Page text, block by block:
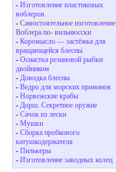
- Изготовление пластиковых
воблеров.
- Самостоятельное изготовление
Воблера по- вильнюсски
- Коромысло — застёжка для
вращающейся блесны
- Оснастка резиновой рыбки
двойником
- Доводка блесны
- Ведро для морских приманок
- Норвежские крабы
- Дорш. Секретное оружие
- Сачок из лески
- Мушки
- Сборка пробкового
катушкодержателя
- Пилькеры
- Изготовление заводных колец